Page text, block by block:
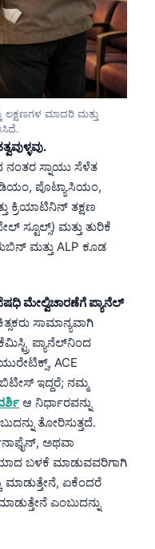
ಲಕ್ಷಣಗಳ ಮಾದರಿ ಮತ್ತು
ಸ್ನಾಯು ಸೆಳೆತ
ಪೊಟ್ಯಾಸಿಯಂ,
ಕ್ರಿಯಾಟಿನಿನ್ ತಕ್ಷಣ
ಸ್ಟೂಲ್ಸ್) ಮತ್ತು ತುರಿಕೆ
ಮತ್ತು ALP ಕೂಡ
ಮೇಲ್ವಿಚಾರಣೆಗೆ ಪ್ಯಾನೆಲ್
ಸಾಮಾನ್ಯವಾಗಿ
ಪ್ಯಾನೆಲ್‌ನಿಂದ
ACE
ಇದ್ದರೆ; ನಮ್ಮ
ಆ ನಿರ್ಧಾರವನ್ನು
ತೋರಿಸುತ್ತದೆ.
ಅಥವಾ
ಬಳಕೆ ಮಾಡುವವರಿಗಾಗಿ
ಮಾಡುತ್ತೇನೆ, ಏಕೆಂದರೆ
ಎಂಬುದನ್ನು